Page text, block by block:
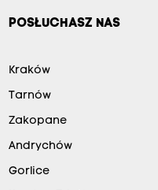
POSŁUCHASZ NAS
Kraków
Tarnów
Zakopane
Andrychów
Gorlice